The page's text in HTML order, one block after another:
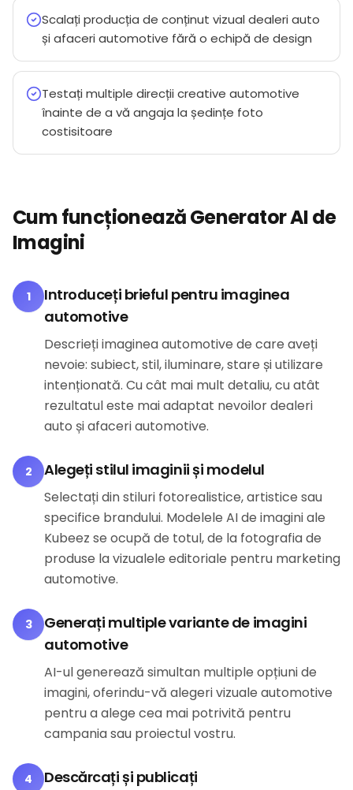
Scalați producția de conținut vizual dealeri auto
și afaceri automotive fără o echipă de design
Testați multiple direcții creative automotive
înainte de a vă angaja la ședințe foto
costisitoare
Cum funcționează Generator AI de
Imagini
1
Introduceți brieful pentru imaginea
automotive
Descrieți imaginea automotive de care aveți
nevoie: subiect, stil, iluminare, stare și utilizare
intenționată. Cu cât mai mult detaliu, cu atât
rezultatul este mai adaptat nevoilor dealeri
auto și afaceri automotive.
2 Alegeți stilul imaginii și modelul
Selectați din stiluri fotorealistice, artistice sau
specifice brandului. Modelele AI de imagini ale
Kubeez se ocupă de totul, de la fotografia de
produse la vizualele editoriale pentru marketing
automotive.
3
Generați multiple variante de imagini
automotive
AI-ul generează simultan multiple opțiuni de
imagini, oferindu-vă alegeri vizuale automotive
pentru a alege cea mai potrivită pentru
campania sau proiectul vostru.
4 Descărcați și publicați